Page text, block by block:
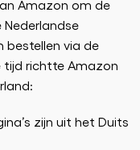
Amazon om de
Nederlandse
bestellen via de
tijd richtte Amazon
zijn uit het Duits